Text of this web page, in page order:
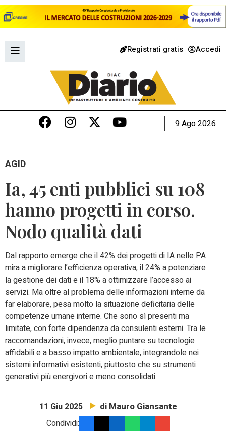
Registrati gratis Accedi
9 Ago 2026
AGID
Ia, 45 enti pubblici su 108
hanno progetti in corso.
Nodo qualità dati
Dal rapporto emerge che il 42% dei progetti di IA nelle PA
mira a migliorare l’efficienza operativa, il 24% a potenziare
la gestione dei dati e il 18% a ottimizzare l’accesso ai
servizi. Ma oltre al problema delle informazioni interne da
far elaborare, pesa molto la situazione deficitaria delle
competenze umane interne. Che sono sì presenti ma
limitate, con forte dipendenza da consulenti esterni. Tra le
raccomandazioni, invece, meglio puntare su tecnologie
affidabili e a basso impatto ambientale, integrandole nei
sistemi informativi esistenti, piuttosto che su strumenti
generativi più energivori e meno consolidati.
11 Giu 2025 di Mauro Giansante
Condividi: